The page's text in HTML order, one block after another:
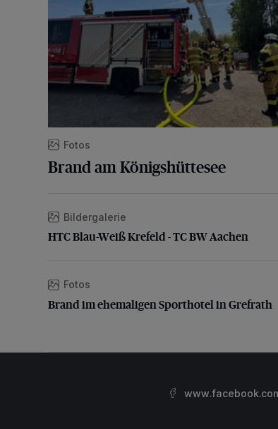
Fotos
Brand am Königshüttesee
HTC Blau-Weiß Krefeld - TC BW Aachen
Bildergalerie
HTC Blau-Weiß Krefeld - TC BW Aachen
Brand im ehemaligen Sporthotel in Grefrath
Fotos
Brand im ehemaligen Sporthotel in Grefrath